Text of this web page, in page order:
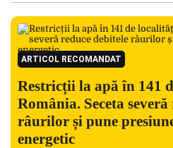
ARTICOL RECOMANDAT
Restricții la apă în 141
România. Seceta
râurilor și pune
energetic